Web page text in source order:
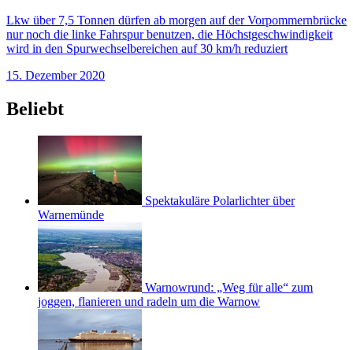
Lkw über 7,5 Tonnen dürfen ab morgen auf der Vorpommernbrücke
nur noch die linke Fahrspur benutzen, die Höchstgeschwindigkeit
wird in den Spurwechselbereichen auf 30 km/h reduziert
15. Dezember 2020
Beliebt
Spektakuläre Polarlichter über
Warnemünde
Warnowrund: „Weg für alle“ zum
joggen, flanieren und radeln um die Warnow